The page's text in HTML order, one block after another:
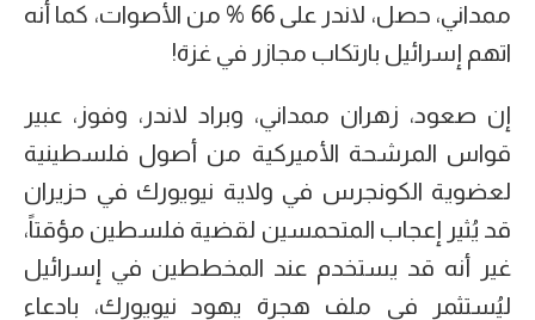
ممداني، حصل، لاندر على 66 % من الأصوات، كما أنه
اتهم إسرائيل بارتكاب مجازر في غزة!
إن صعود، زهران ممداني، وبراد لاندر، وفوز، عبير
قواس المرشحة الأميركية من أصول فلسطينية
لعضوية الكونجرس في ولاية نيويورك في حزيران
قد يُثير إعجاب المتحمسين لقضية فلسطين مؤقتاً،
غير أنه قد يستخدم عند المخططين في إسرائيل
ليُستثمر في ملف هجرة يهود نيويورك، بادعاء